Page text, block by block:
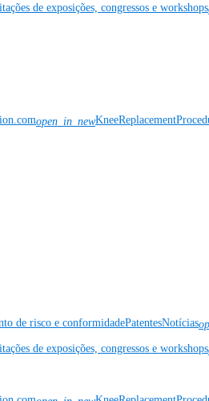
de exposições, congressos e workshops
open_in_new
de risco e conformidadePatentesNotícias
de exposições, congressos e workshops